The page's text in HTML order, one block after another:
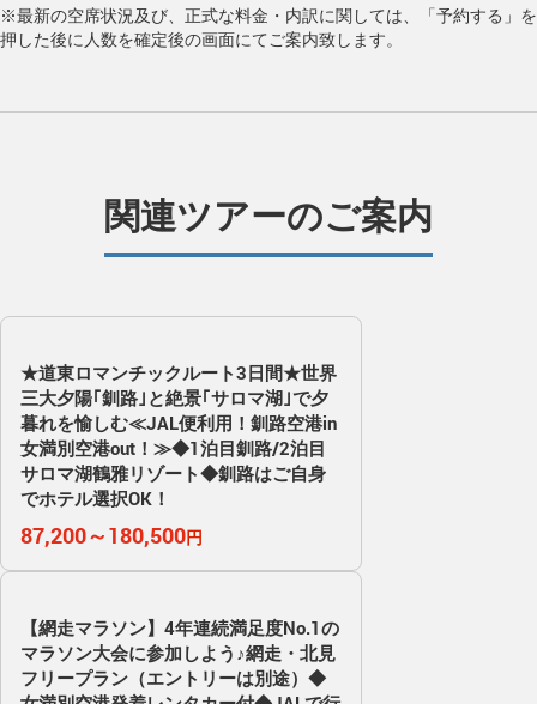
※最新の空席状況及び、正式な料金・内訳に関しては、「予約する」を
押した後に人数を確定後の画面にてご案内致します。
関連ツアーのご案内
★道東ロマンチックルート3日間★世界
三大夕陽｢釧路｣と絶景｢サロマ湖｣で夕
暮れを愉しむ≪JAL便利用！釧路空港in
女満別空港out！≫◆1泊目釧路/2泊目
サロマ湖鶴雅リゾート◆釧路はご自身
でホテル選択OK！
87,200～180,500円
【網走マラソン】4年連続満足度No.1の
マラソン大会に参加しよう♪網走・北見
フリープラン（エントリーは別途）◆